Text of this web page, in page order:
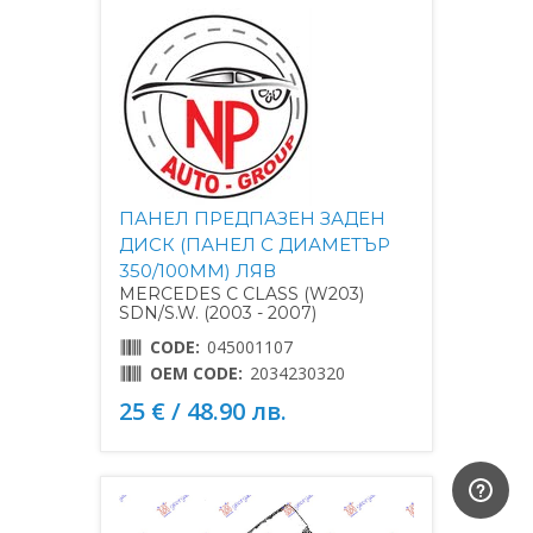
ПАНЕЛ ПРЕДПАЗЕН ЗАДЕН
ДИСК (ПАНЕЛ С ДИАМЕТЪР
350/100MM) ЛЯВ
MERCEDES C CLASS (W203)
SDN/S.W. (2003 - 2007)
CODE: 045001107
OEM CODE: 2034230320
25 € / 48.90 лв.